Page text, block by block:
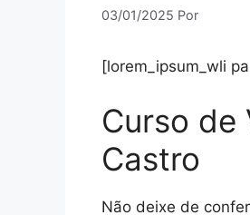
03/01/2025 Por
[lorem_ipsum_wli
Curso de
Castro
Não deixe de